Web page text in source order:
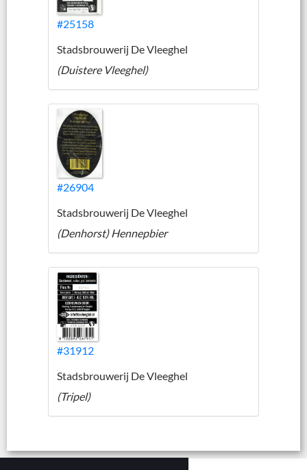
#25158
Stadsbrouwerij De Vleeghel
(Duistere Vleeghel)
#26904
Stadsbrouwerij De Vleeghel
(Denhorst) Hennepbier
#31912
Stadsbrouwerij De Vleeghel
(Tripel)